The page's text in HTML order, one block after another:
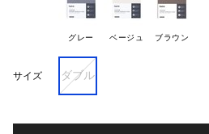
グレー ベージュ ブラウン
サイズ ダブル